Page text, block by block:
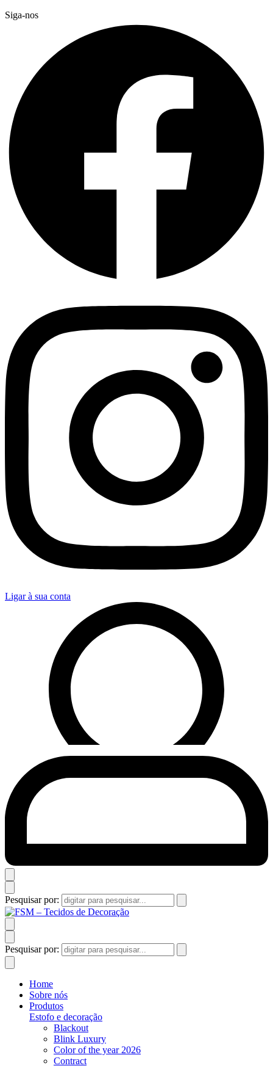
Siga-nos
Ligar à sua conta
Pesquisar por:
Pesquisar por:
Home
Sobre nós
Produtos
Estofo e decoração
Blackout
Blink Luxury
Color of the year 2026
Contract